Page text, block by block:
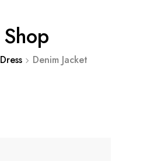
Shop
Dress Denim Jacket